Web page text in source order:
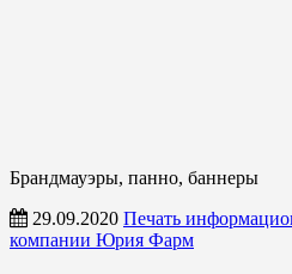
Брандмауэры, панно, баннеры
29.09.2020 Печать
компании Юрия Фарм